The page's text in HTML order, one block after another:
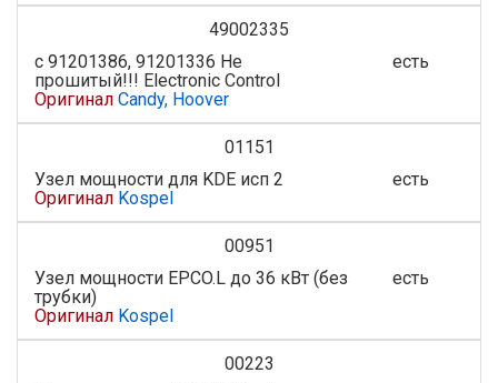
49002335
с 91201386, 91201336 Не
прошитый!!! Electronic Control
Оригинал Candy, Hoover
есть
01151
Узел мощности для KDE исп 2
Оригинал Kospel
есть
00951
Узел мощности EPCO.L до 36 кВт (без
трубки)
Оригинал Kospel
есть
00223